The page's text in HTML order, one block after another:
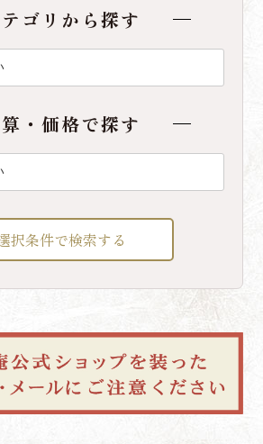
ゴリから探す
・価格で探す
択条件で検索する